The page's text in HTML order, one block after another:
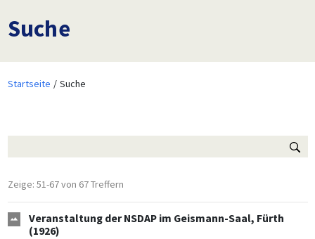
Suche
Startseite Suche
Zeige: 51-67 von 67 Treffern
Veranstaltung der NSDAP im Geismann-Saal, Fürth
(1926)